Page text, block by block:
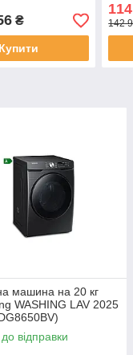
₴
Купити
142
машина на 20 кг
WASHING LAV 2025
відправки